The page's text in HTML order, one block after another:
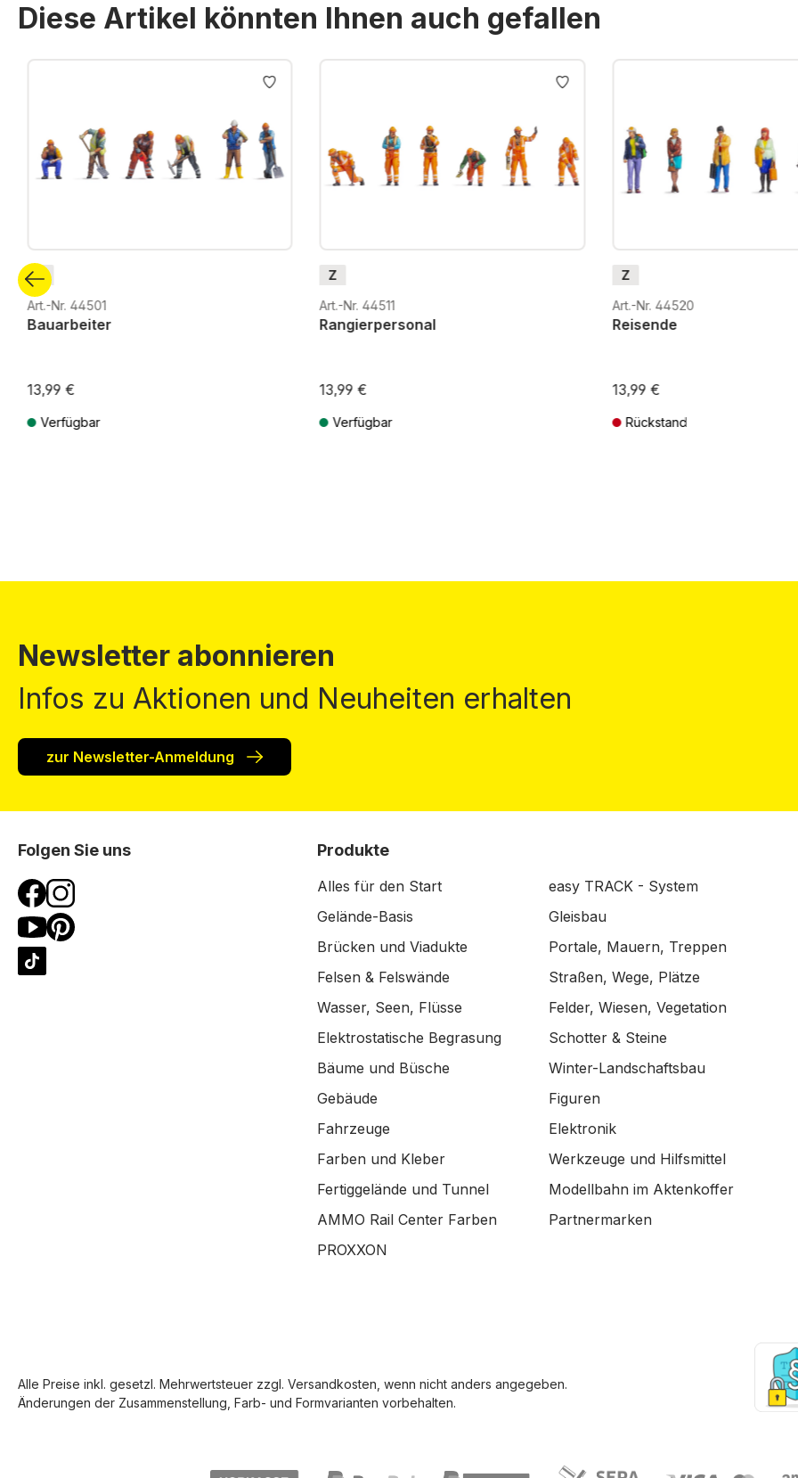
Diese Artikel könnten Ihnen auch gefallen
Produktgalerie überspringen
Z
Art.-Nr. 44501
Bauarbeiter
13,99 €
Verfügbar
Z
Art.-Nr. 44511
Rangierpersonal
13,99 €
Verfügbar
Z
Art.-Nr. 44520
Reisende
13,99 €
Rückstand
Newsletter abonnieren
Infos zu Aktionen und Neuheiten erhalten
zur Newsletter-Anmeldung
Folgen Sie uns Produkte
Alles für den Start
easy TRACK - System
Gelände-Basis
Gleisbau
Brücken und Viadukte
Portale, Mauern, Treppen
Felsen & Felswände
Straßen, Wege, Plätze
Wasser, Seen, Flüsse
Felder, Wiesen, Vegetation
Elektrostatische Begrasung
Schotter & Steine
Bäume und Büsche
Winter-Landschaftsbau
Gebäude
Figuren
Fahrzeuge
Elektronik
Farben und Kleber
Werkzeuge und Hilfsmittel
Fertiggelände und Tunnel
Modellbahn im Aktenkoffer
AMMO Rail Center Farben
Partnermarken
PROXXON
Alle Preise inkl. gesetzl. Mehrwertsteuer zzgl. Versandkosten , wenn nicht anders angegeben.
Änderungen der Zusammenstellung, Farb- und Formvarianten vorbehalten.